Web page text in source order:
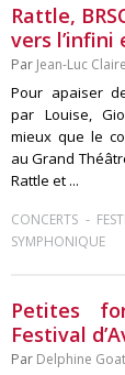
Rattle,
vers l’infini
Par Jean-Luc
Pour apaiser
par Louise,
mieux que le
au Grand
Rattle et ...
CONCERTS -
SYMPHONIQUE
Petites
Festival
Par Delphine